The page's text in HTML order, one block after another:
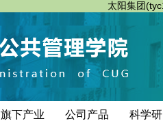
太阳集团
旗下产业 公司产品 科学